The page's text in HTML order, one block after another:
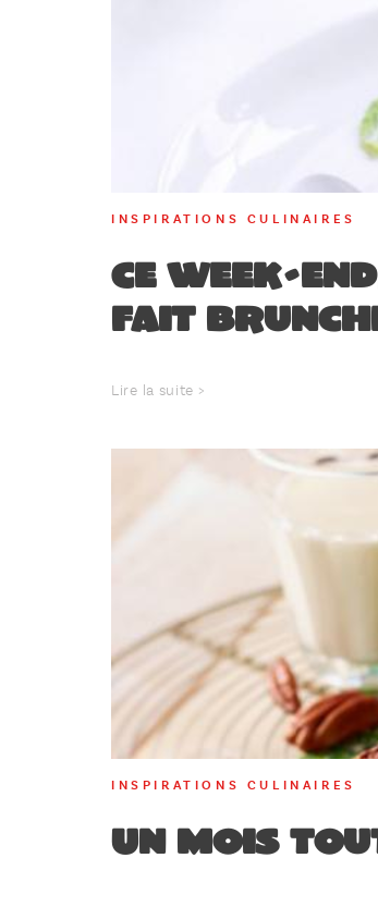
INSPIRATIONS CULINAIRES
Ce week-
fait
Lire la suite >
INSPIRATIONS CULINAIRES
Un mois